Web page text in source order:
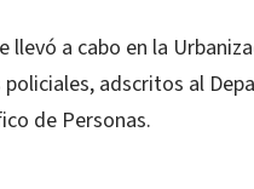
llevó a cabo en la
policiales, adscritos al
de Personas.